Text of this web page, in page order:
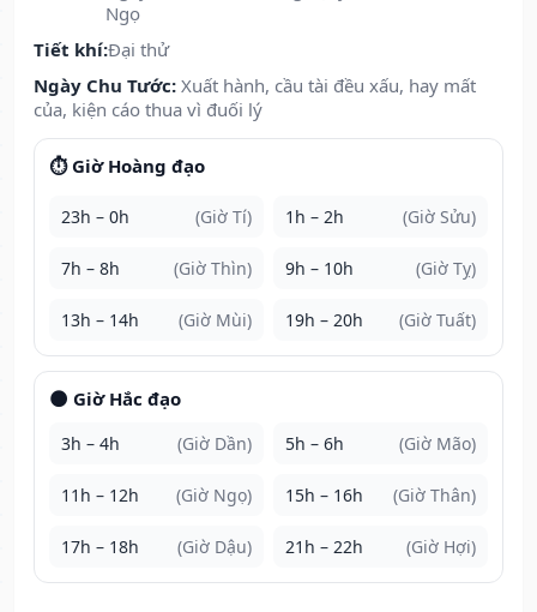
Ngọ
Tiết khí:Đại thử
Ngày Chu Tước: Xuất hành, cầu tài đều xấu, hay mất
của, kiện cáo thua vì đuối lý
⏱️ Giờ Hoàng đạo
23h – 0h (Giờ Tí) 1h – 2h (Giờ Sửu)
7h – 8h (Giờ Thìn) 9h – 10h (Giờ Tỵ)
13h – 14h (Giờ Mùi) 19h – 20h (Giờ Tuất)
🌑 Giờ Hắc đạo
3h – 4h (Giờ Dần) 5h – 6h (Giờ Mão)
11h – 12h (Giờ Ngọ) 15h – 16h (Giờ Thân)
17h – 18h (Giờ Dậu) 21h – 22h (Giờ Hợi)